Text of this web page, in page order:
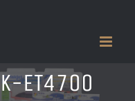
ET4700